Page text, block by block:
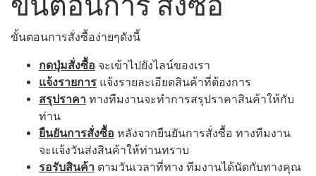
ขั้นตอนการสั่งซื้อง่ายๆดังนี้
กดปุ่มสั่งซื้อ จะเข้าไปยังไลน์ของเรา
แจ้งรายการ แจ้งรายละเอียดสินค้าที่ต้องการ
สรุปราคา ทางทีมงานจะทำการสรุปราคาสินค้าให้กับ
ท่าน
ยืนยันการสั่งซื้อ หลังจากยืนยันการสั่งซื้อ ทางทีมงาน
จะแจ้งวันส่งสินค้าให้ท่านทราบ
รอรับสินค้า ตามวันเวลาที่ทาง ทีมงานได้นัดกับทางคุณ